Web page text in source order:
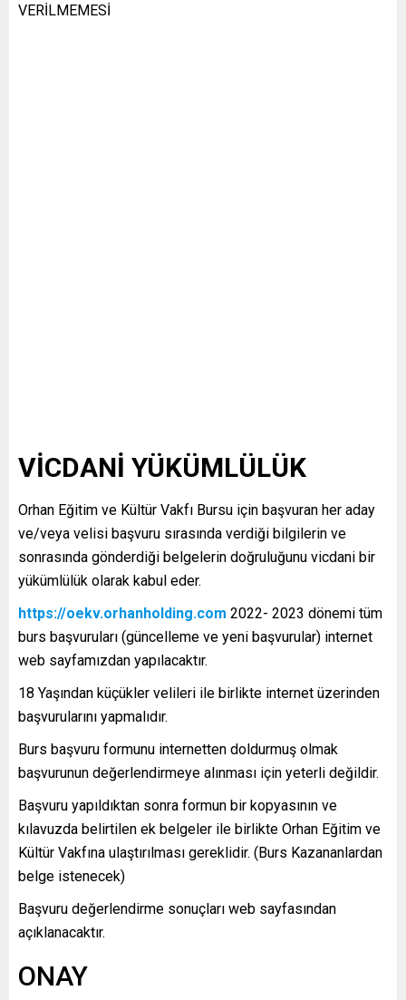
VERİLMEMESİ
VİCDANİ YÜKÜMLÜLÜK
Orhan Eğitim ve Kültür Vakfı Bursu için başvuran her aday
ve/veya velisi başvuru sırasında verdiği bilgilerin ve
sonrasında gönderdiği belgelerin doğruluğunu vicdani bir
yükümlülük olarak kabul eder.
https://oekv.orhanholding.com 2022- 2023 dönemi tüm
burs başvuruları (güncelleme ve yeni başvurular) internet
web sayfamızdan yapılacaktır.
18 Yaşından küçükler velileri ile birlikte internet üzerinden
başvurularını yapmalıdır.
Burs başvuru formunu internetten doldurmuş olmak
başvurunun değerlendirmeye alınması için yeterli değildir.
Başvuru yapıldıktan sonra formun bir kopyasının ve
kılavuzda belirtilen ek belgeler ile birlikte Orhan Eğitim ve
Kültür Vakfına ulaştırılması gereklidir. (Burs Kazananlardan
belge istenecek)
Başvuru değerlendirme sonuçları web sayfasından
açıklanacaktır.
ONAY